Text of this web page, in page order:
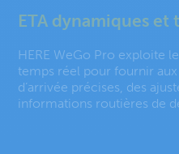
ETA dynamiques
HERE WeGo Pro exploite
temps réel pour fournir
d’arrivée précises, des
informations routières de